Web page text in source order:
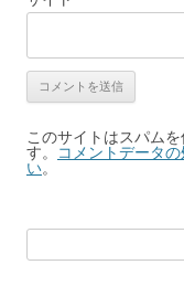
このサイトはスパム
す。
コメントデータ
い。